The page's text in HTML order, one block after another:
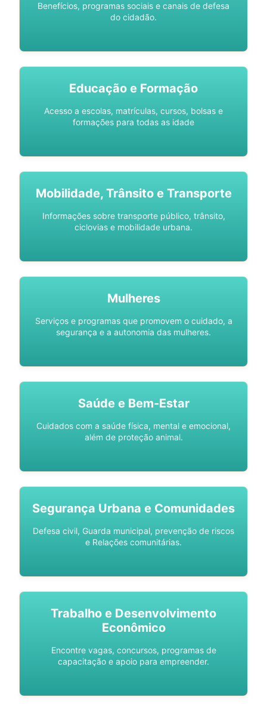
Benefícios, programas sociais e canais de defesa
do cidadão.
Educação e Formação
Acesso a escolas, matrículas, cursos, bolsas e
formações para todas as idade
Mobilidade, Trânsito e Transporte
Informações sobre transporte público, trânsito,
ciclovias e mobilidade urbana.
Mulheres
Serviços e programas que promovem o cuidado, a
segurança e a autonomia das mulheres.
Saúde e Bem-Estar
Cuidados com a saúde física, mental e emocional,
além de proteção animal.
Segurança Urbana e Comunidades
Defesa civil, Guarda municipal, prevenção de riscos
e Relações comunitárias.
Trabalho e Desenvolvimento
Econômico
Encontre vagas, concursos, programas de
capacitação e apoio para empreender.